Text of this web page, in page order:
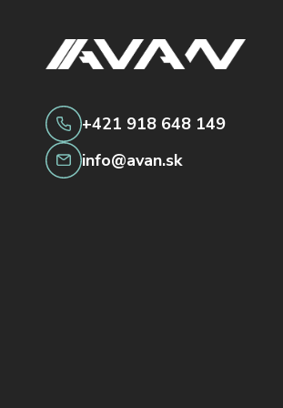
+421 918 648 149
info@avan.sk